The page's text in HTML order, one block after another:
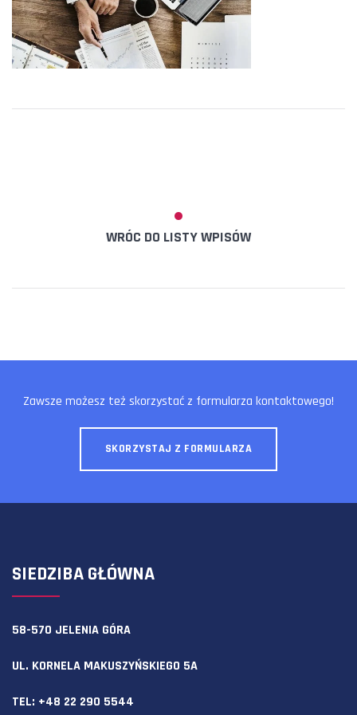
WRÓC DO LISTY WPISÓW
Zawsze możesz też skorzystać z formularza kontaktowego!
SKORZYSTAJ Z FORMULARZA
SIEDZIBA GŁÓWNA
58-570 JELENIA GÓRA
UL. KORNELA MAKUSZYŃSKIEGO 5A
TEL: +48 22 290 5544